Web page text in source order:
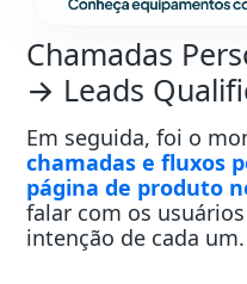
Chamadas
→ Leads
Em seguida, foi o
chamadas e fluxos
página de produto
falar com os
intenção de cada um.